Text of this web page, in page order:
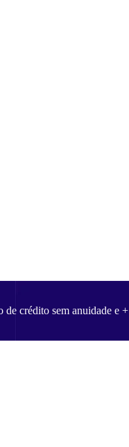
de crédito sem anuidade e +